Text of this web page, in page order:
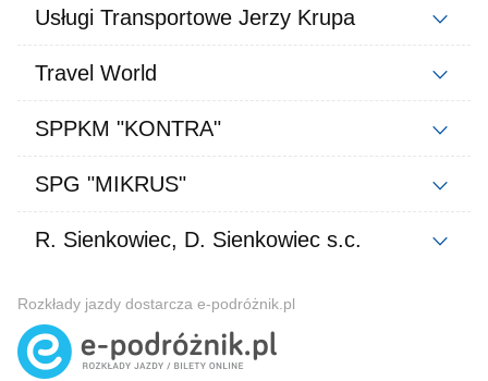
Usługi Transportowe Jerzy Krupa
Travel World
SPPKM "KONTRA"
SPG "MIKRUS"
R. Sienkowiec, D. Sienkowiec s.c.
Rozkłady jazdy dostarcza e-podróżnik.pl